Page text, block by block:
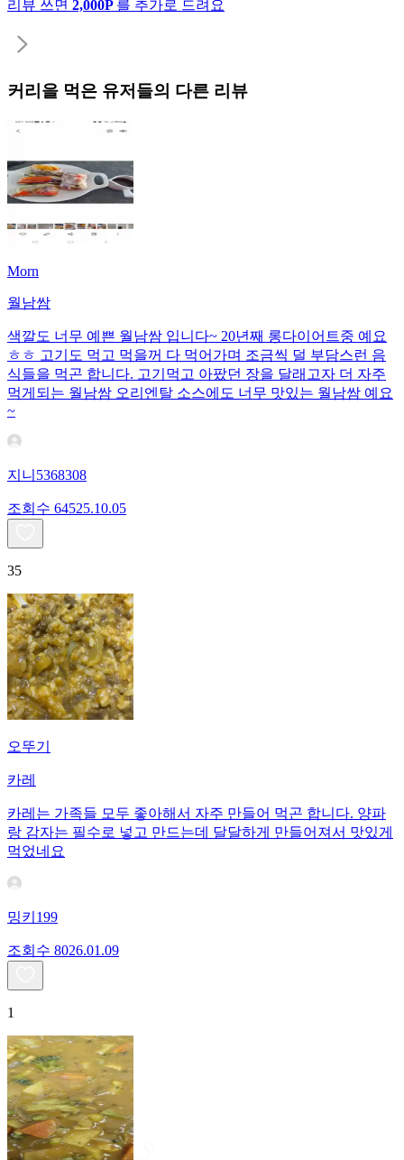
리뷰 쓰면 2,000P 를 추가로 드려요
커리 을 먹은 유저들의 다른 리뷰
Morn
월남쌈
색깔도 너무 예쁜 월남쌈 입니다~ 20년째 롱다이어트중 예요
ㅎㅎ 고기도 먹고 먹을꺼 다 먹어가며 조금씩 덜 부담스런 음
식들을 먹곤 합니다. 고기먹고 아팠던 장을 달래고자 더 자주
먹게되는 월남쌈 오리엔탈 소스에도 너무 맛있는 월남쌈 예요
~
지니5368308
조회수 64525.10.05
35
오뚜기
카레
카레는 가족들 모두 좋아해서 자주 만들어 먹곤 합니다. 양파
랑 감자는 필수로 넣고 만드는데 달달하게 만들어져서 맛있게
먹었네요
밍키199
조회수 8026.01.09
1